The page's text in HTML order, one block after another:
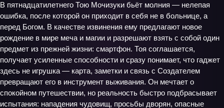
В пятнадцатилетнего Тою Мочизуки бьёт молния — нелепая
ошибка, после которой он приходит в себя не в больнице, а
перед Богом. В качестве извинения ему предлагают новое
рождение в мире меча и магии и разрешают взять с собой один
предмет из прежней жизни: смартфон. Тоя соглашается,
получает усиленные способности и сразу понимает, что гаджет
здесь не игрушка — карта, заметки и связь с Создателем
превращают его в инструмент выживания. Он мечтает о
спокойном путешествии, но реальность быстро подбрасывает
испытания: нападения чудовищ, просьбы дворян, опасные